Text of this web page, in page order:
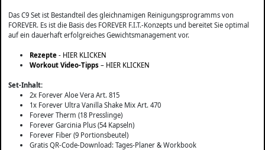
Das C9 Set ist Bestandteil des gleichnamigen Reinigungsprogramms von
FOREVER. Es ist die Basis des FOREVER F.I.T.-Konzepts und bereitet Sie optimal
auf ein dauerhaft erfolgreiches Gewichtsmanagement vor.
Rezepte - HIER KLICKEN
Workout Video-Tipps – HIER KLICKEN
Set-Inhalt:
2x Forever Aloe Vera Art. 815
1x Forever Ultra Vanilla Shake Mix Art. 470
Forever Therm (18 Presslinge)
Forever Garcinia Plus (54 Kapseln)
Forever Fiber (9 Portionsbeutel)
Gratis QR-Code-Download: Tages-Planer & Workbook